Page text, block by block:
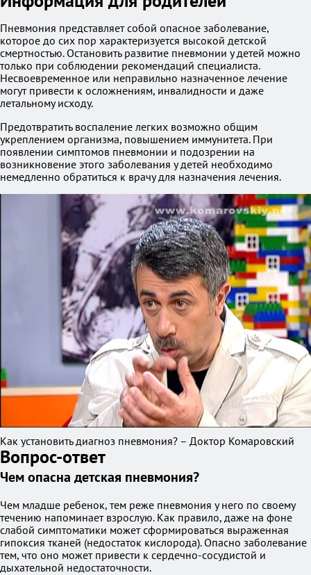
Пневмония представляет собой опасное заболевание,
которое до сих пор характеризуется высокой детской
смертностью. Остановить развитие пневмонии у детей можно
только при соблюдении рекомендаций специалиста.
Несвоевременное или неправильно назначенное лечение
могут привести к осложнениям, инвалидности и даже
летальному исходу.
Предотвратить воспаление легких возможно общим
укреплением организма, повышением иммунитета. При
появлении симптомов пневмонии и подозрении на
возникновение этого заболевания у детей необходимо
немедленно обратиться к врачу для назначения лечения.
Как установить диагноз пневмония? – Доктор Комаровский
Вопрос-ответ
Чем опасна детская пневмония?
Чем младше ребенок, тем реже пневмония у него по своему
течению напоминает взрослую. Как правило, даже на фоне
слабой симптоматики может сформироваться выраженная
гипоксия тканей (недостаток кислорода). Опасно заболевание
тем, что оно может привести к сердечно-сосудистой и
дыхательной недостаточности.